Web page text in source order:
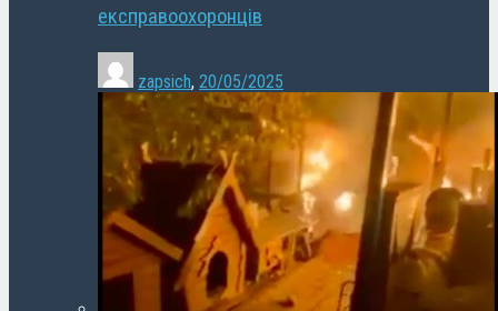
експравоохоронців
zapsich, 20/05/2025